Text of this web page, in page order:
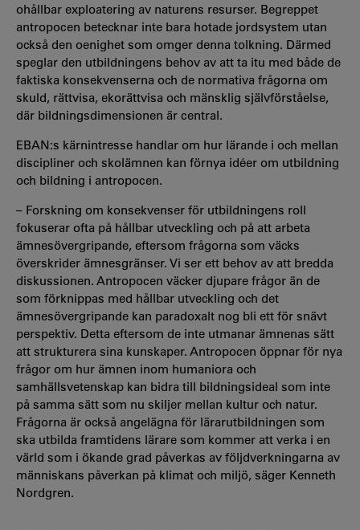
ohållbar exploatering av naturens resurser. Begreppet
antropocen betecknar inte bara hotade jordsystem utan
också den oenighet som omger denna tolkning. Därmed
speglar den utbildningens behov av att ta itu med både de
faktiska konsekvenserna och de normativa frågorna om
skuld, rättvisa, ekorättvisa och mänsklig självförståelse,
där bildningsdimensionen är central.
EBAN:s kärnintresse handlar om hur lärande i och mellan
discipliner och skolämnen kan förnya idéer om utbildning
och bildning i antropocen.
– Forskning om konsekvenser för utbildningens roll
fokuserar ofta på hållbar utveckling och på att arbeta
ämnesövergripande, eftersom frågorna som väcks
överskrider ämnesgränser. Vi ser ett behov av att bredda
diskussionen. Antropocen väcker djupare frågor än de
som förknippas med hållbar utveckling och det
ämnesövergripande kan paradoxalt nog bli ett för snävt
perspektiv. Detta eftersom de inte utmanar ämnenas sätt
att strukturera sina kunskaper. Antropocen öppnar för nya
frågor om hur ämnen inom humaniora och
samhällsvetenskap kan bidra till bildningsideal som inte
på samma sätt som nu skiljer mellan kultur och natur.
Frågorna är också angelägna för lärarutbildningen som
ska utbilda framtidens lärare som kommer att verka i en
värld som i ökande grad påverkas av följdverkningarna av
människans påverkan på klimat och miljö, säger Kenneth
Nordgren.